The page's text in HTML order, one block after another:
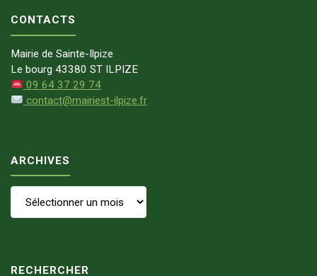
CONTACTS
Mairie de Sainte-Ilpize
Le bourg 43380 ST ILPIZE
09 64 37 29 74
contact@mairiest-ilpize.fr
ARCHIVES
RECHERCHER